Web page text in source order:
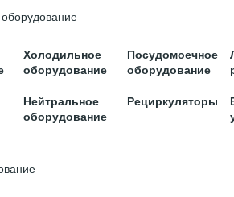
Холодильное
оборудование
Посудомоечное
оборудование
Нейтральное
оборудование
Рециркуляторы